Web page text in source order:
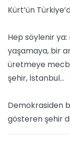
Kürt’ün
Hep söylenir
yaşamaya, bir
üretmeye
şehir, İstanbul…
Demokrasiden
gösteren şehir